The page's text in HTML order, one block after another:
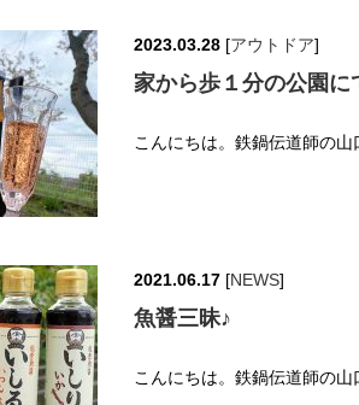
2023.03.28 [アウトドア]
家から歩１分の公園に
こんにちは。鉄鍋伝道師の
2021.06.17 [NEWS]
魚醤三昧♪
こんにちは。鉄鍋伝道師の